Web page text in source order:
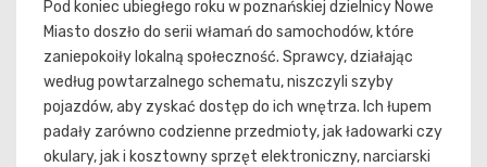
Pod koniec ubiegłego roku w poznańskiej dzielnicy Nowe
Miasto doszło do serii włamań do samochodów, które
zaniepokoiły lokalną społeczność. Sprawcy, działając
według powtarzalnego schematu, niszczyli szyby
pojazdów, aby zyskać dostęp do ich wnętrza. Ich łupem
padały zarówno codzienne przedmioty, jak ładowarki czy
okulary, jak i kosztowny sprzęt elektroniczny, narciarski